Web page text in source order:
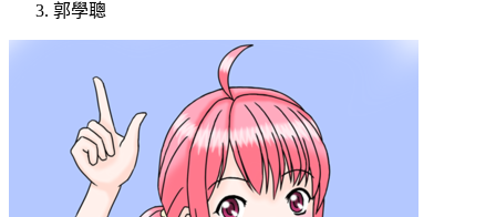
郭學聰